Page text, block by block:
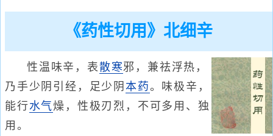
《药性切用》北细辛
性温味辛，表散寒邪，兼祛浮热，
乃手少阴引经，足少阴本药。味极辛，
能行水气燥，性极刃烈，不可多用、独
用。